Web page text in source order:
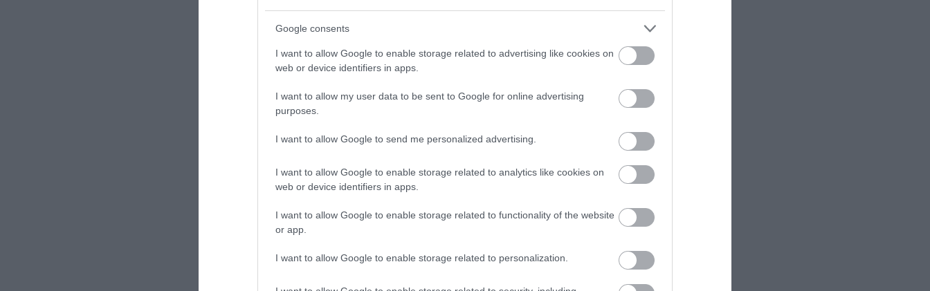
Google consents
I want to allow Google to enable storage related to advertising like cookies on
web or device identifiers in apps.
I want to allow my user data to be sent to Google for online advertising
purposes.
I want to allow Google to send me personalized advertising.
I want to allow Google to enable storage related to analytics like cookies on
web or device identifiers in apps.
I want to allow Google to enable storage related to functionality of the website
or app.
I want to allow Google to enable storage related to personalization.
Συγκεκριμένα παραδόθηκαν:
66 αυτοκινούμενα πυροβόλα M110A2 (203mm)
68 ρυμουλκούμενα πυροβόλα M114 (155mm)
56 ρυμουλκούμενα πυροβόλα M101 (105mm)
Πρόκειται μεν για παλαιά συστήματα πλην όμως τα περισσότερα
απο αυτά υπηρετούσαν σε νησιά του ανατολικού Αιγαίου και τα
Οι Ουκρανοί τα βρίσκουν ιδιαίτερα χρήσιμα, κάτι που σημαίνει ότι